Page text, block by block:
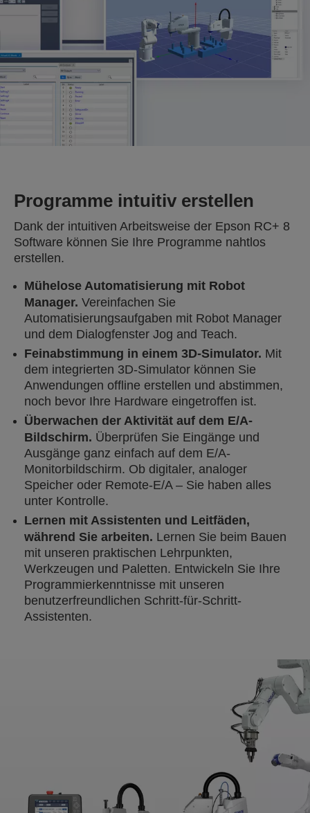
Programme intuitiv erstellen
Dank der intuitiven Arbeitsweise der Epson RC+ 8
Software können Sie Ihre Programme nahtlos
erstellen.
Mühelose Automatisierung mit Robot
Manager. Vereinfachen Sie
Automatisierungsaufgaben mit Robot Manager
und dem Dialogfenster Jog and Teach.
Feinabstimmung in einem 3D-Simulator. Mit
dem integrierten 3D-Simulator können Sie
Anwendungen offline erstellen und abstimmen,
noch bevor Ihre Hardware eingetroffen ist.
Überwachen der Aktivität auf dem E/A-
Bildschirm. Überprüfen Sie Eingänge und
Ausgänge ganz einfach auf dem E/A-
Monitorbildschirm. Ob digitaler, analoger
Speicher oder Remote-E/A – Sie haben alles
unter Kontrolle.
Lernen mit Assistenten und Leitfäden,
während Sie arbeiten. Lernen Sie beim Bauen
mit unseren praktischen Lehrpunkten,
Werkzeugen und Paletten. Entwickeln Sie Ihre
Programmierkenntnisse mit unseren
benutzerfreundlichen Schritt-für-Schritt-
Assistenten.